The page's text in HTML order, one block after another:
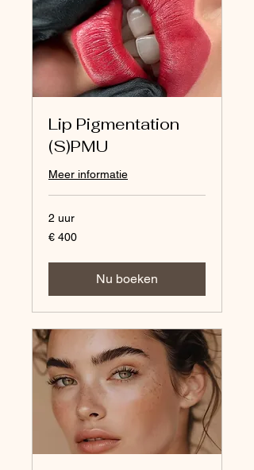
Lip Pigmentation
(S)PMU
Meer informatie
2 uur
400
euro
€ 400
Nu boeken